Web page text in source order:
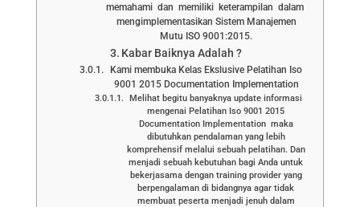
memahami dan memiliki keterampilan dalam
mengimplementasikan Sistem Manajemen
Mutu ISO 9001:2015.
Kabar Baiknya Adalah ?
Kami membuka Kelas Ekslusive Pelatihan Iso
9001 2015 Documentation Implementation
Melihat begitu banyaknya update informasi
mengenai Pelatihan Iso 9001 2015
Documentation Implementation maka
dibutuhkan pendalaman yang lebih
komprehensif melalui sebuah pelatihan. Dan
menjadi sebuah kebutuhan bagi Anda untuk
bekerjasama dengan training provider yang
berpengalaman di bidangnya agar tidak
membuat peserta menjadi jenuh dalam